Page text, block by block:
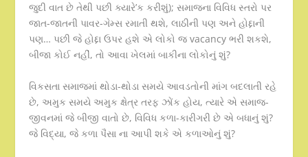
જુદી વાત છે તેથી પછી ક્યારે’ક કરીશું); સમાજના વિવિધ સ્તરો પર
જાત-જાતની પાવર-ગેમ્સ રમાતી થશે, લાઠીની પણ અને હોદ્દાની
પણ… પછી જે હોદ્દા ઉપર હશે એ લોકો જ vacancy ભરી શકશે,
બીજા કોઈ નહીં, તો આવા ખેલમાં બાકીના લોકોનું શું?
વિકસતા સમાજમાં થોડા-થોડા સમયે આવડતોની માંગ બદલાતી રહે
છે, અમુક સમયે અમુક ક્ષેત્ર તરફ ઝોંક હોય, ત્યારે એ સમાજ-
જીવનમાં જે બીજી વાતો છે, વિવિધ કળા-કારીગરી છે એ બધાનું શું?
જે વિદ્યા, જે કળા પૈસા ના આપી શકે એ કળાઓનું શું?